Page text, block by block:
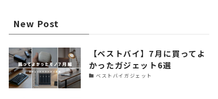
New Post
【ベストバイ】7月に買ってよ
かったガジェット6選
ベストバイガジェット